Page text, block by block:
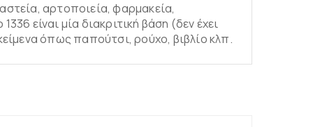
αρτοποιεία, φαρμακεία,
είναι μία διακριτική βάση (δεν έχει
όπως παπούτσι, ρούχο, βιβλίο κλπ.